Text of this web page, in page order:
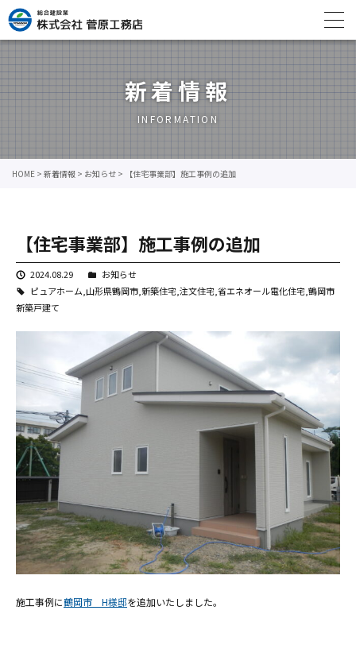
新着情報
INFORMATION
HOME > 新着情報 > お知らせ > 【住宅事業部】施工事例の追加
【住宅事業部】施工事例の追加
2024.08.29
お知らせ
ピュアホーム 山形県鶴岡市, 新築住宅, 注文住宅, 省エネオール電化住宅, 鶴岡市
新築戸建て
施工事例に鶴岡市 H様邸を追加いたしました。